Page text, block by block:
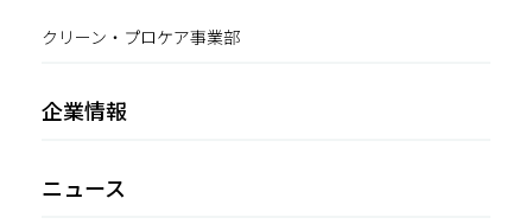
クリーン・プロケア事業部
企業情報
ニュース